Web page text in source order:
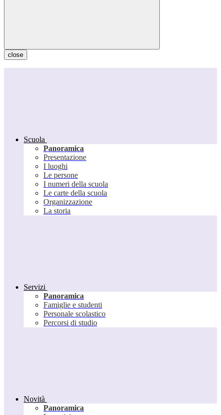
close
Scuola
Panoramica
Presentazione
I luoghi
Le persone
I numeri della scuola
Le carte della scuola
Organizzazione
La storia
Servizi
Panoramica
Famiglie e studenti
Personale scolastico
Percorsi di studio
Novità
Panoramica